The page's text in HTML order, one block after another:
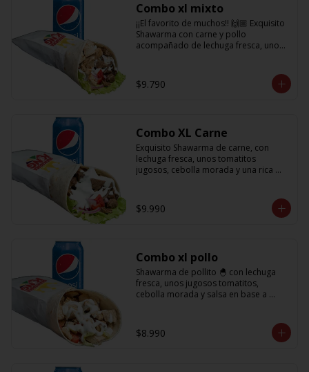
Combo xl mixto
¡¡El favorito de muchos!! 🙌🏼 Exquisito
Shawarma con carne y pollo
acompañado de lechuga fresca, unos
refrescante bebida de 350 cc
$9.790
Combo XL Carne
Exquisito Shawarma de carne, con
lechuga fresca, unos tomatitos
jugosos, cebolla morada y una rica
$9.990
Combo xl pollo
Shawarma de pollito 🐣 con lechuga
fresca, unos jugosos tomatitos,
cebolla morada y salsa en base a
$8.990